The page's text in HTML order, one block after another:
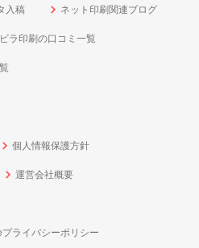
入稿 ネット印刷関連ブログ
ラ印刷の口コミ一覧
個人情報保護方針
運営会社概要
ライバシーポリシー